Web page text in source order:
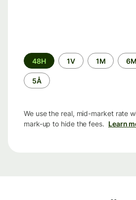
Time
period
48H 1V 1M 6M
5Å
We use the real, mid-market rate
mark-up to hide the fees. Learn